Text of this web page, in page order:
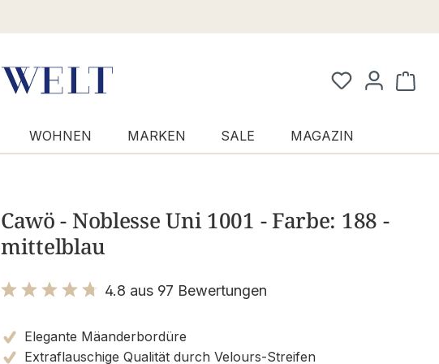
WOHNEN MARKEN SALE MAGAZIN
Cawö - Noblesse Uni 1001 - Farbe: 188 -
mittelblau
4.8 aus 97 Bewertungen
Elegante Mäanderbordüre
Extraflauschige Qualität durch Velours-Streifen